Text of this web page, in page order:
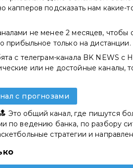
капперов подсказать нам какие-
не менее 2 месяцев, чтобы
прибыльное только на дистанции.
с телеграм-канала BK NEWS с
или не достойные каналы,
с прогнозами
Это общий канал, где пишутся
по ведению банка, по разбору
стратегии и